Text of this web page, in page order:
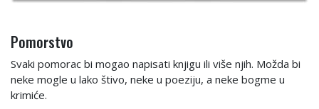
Pomorstvo
Svaki pomorac bi mogao napisati knjigu ili više njih. Možda bi
neke mogle u lako štivo, neke u poeziju, a neke bogme u
krimiće.